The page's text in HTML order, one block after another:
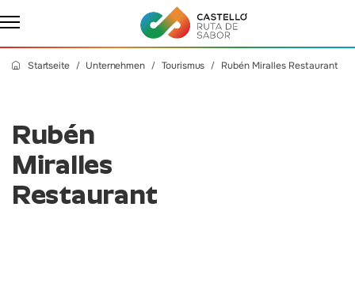
Startseite Unternehmen Tourismus Rubén Miralles Restaurant
Rubén
Miralles
Restaurant